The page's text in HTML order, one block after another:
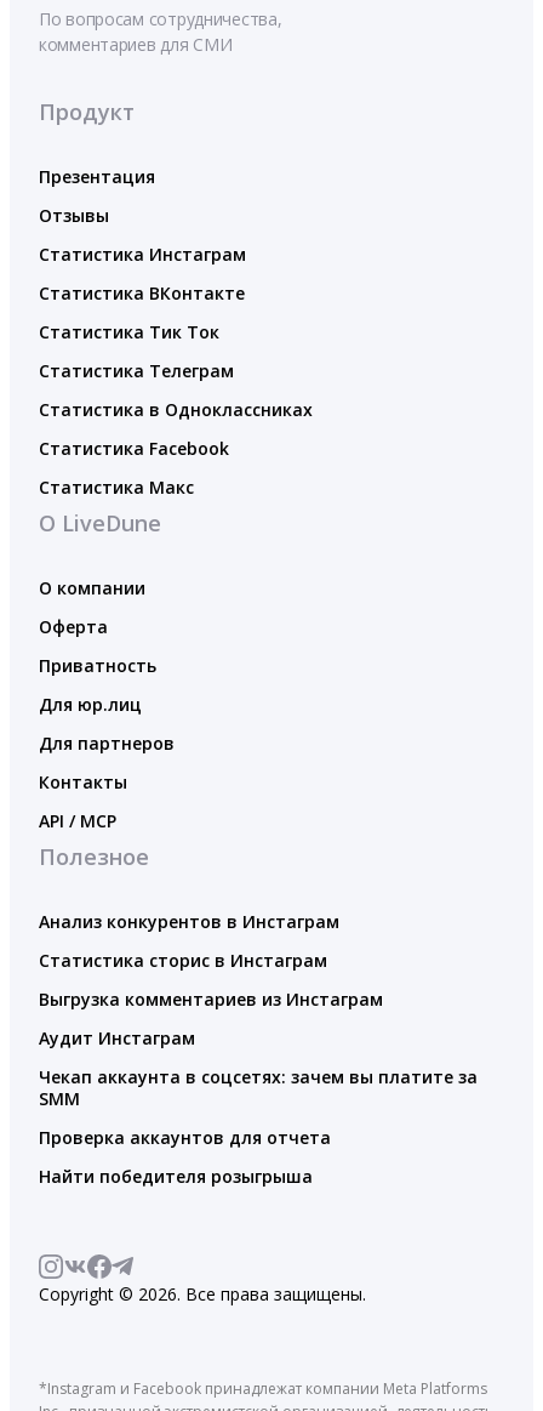
По вопросам сотрудничества,
комментариев для СМИ
Продукт
Презентация
Отзывы
Статистика Инстаграм
Статистика ВКонтакте
Статистика Тик Ток
Статистика Телеграм
Статистика в Одноклассниках
Статистика Facebook
Статистика Макс
О LiveDune
О компании
Оферта
Приватность
Для юр.лиц
Для партнеров
Контакты
API / MCP
Полезное
Анализ конкурентов в Инстаграм
Статистика сторис в Инстаграм
Выгрузка комментариев из Инстаграм
Аудит Инстаграм
Чекап аккаунта в соцсетях: зачем вы платите за
SMM
Проверка аккаунтов для отчета
Найти победителя розыгрыша
Copyright © 2026. Все права защищены.
*Instagram и Facebook принадлежат компании Meta Platforms